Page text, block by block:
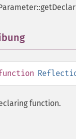
function.